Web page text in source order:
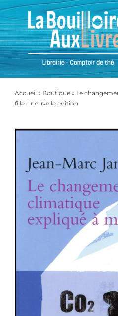
Passer
au
contenu
Accueil » Boutique» Le
fille – nouvelle edition